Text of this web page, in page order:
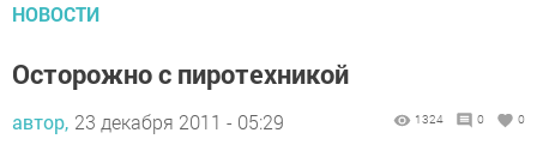
НОВОСТИ
Осторожно с пиротехникой
автор, 23 декабря 2011 - 05:29 1324 0 0